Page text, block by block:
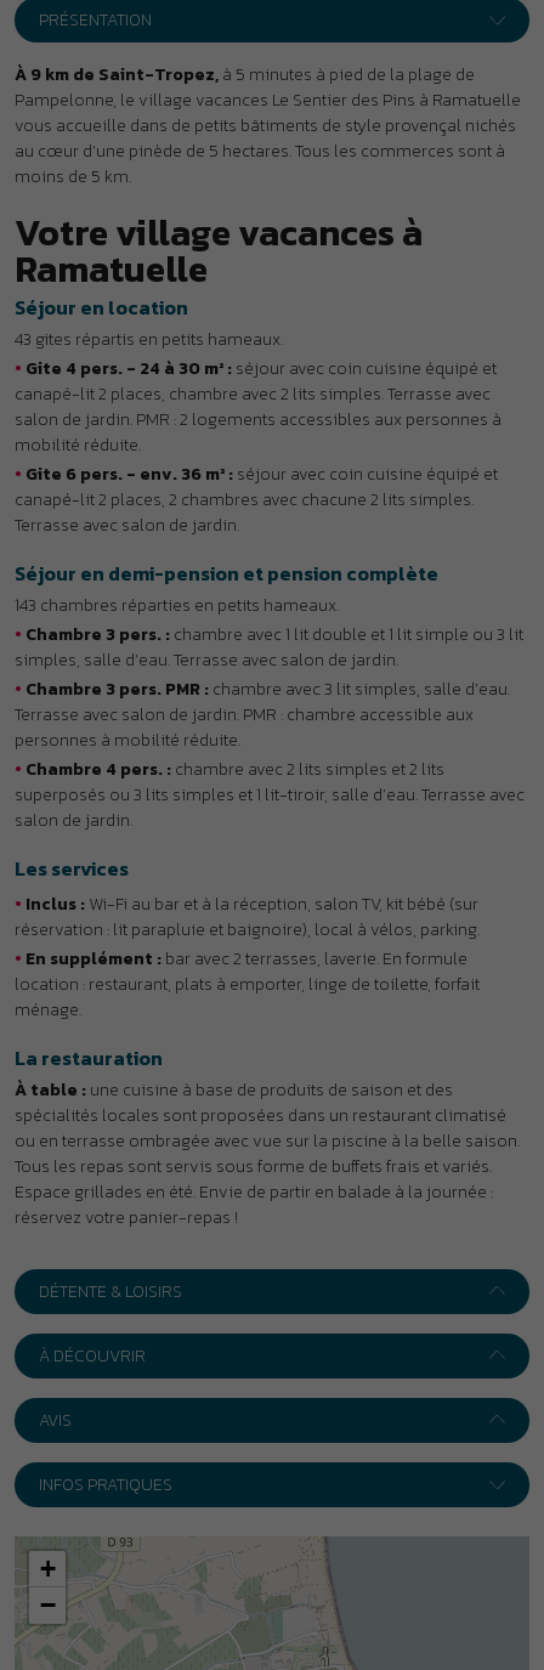
43 gites répartis en petits hameaux.
•
canapé-lit 2 places, chambre avec 2 lits simples. Terrasse avec
salon de jardin. PMR : 2 logements accessibles aux personnes à
mobilité réduite.
• Gite 6 pers. - env. 36 m² :
Terrasse avec salon de jardin.
Séjour en demi-pension et pension complète
143 chambres réparties en petits hameaux.
Chambre 3 pers. :
chambre avec 1 lit double et 1 lit simple ou 3 lit
simples, salle d’eau. Terrasse avec salon de jardin.
• Chambre 3 pers. PMR :chambre avec 3 lit simples, salle d’eau.
Terrasse avec salon de jardin. PMR : chambre accessible aux
personnes à mobilité réduite.
• Chambre 4 pers. :
chambre avec 2 lits simples et 2 lits
superposés ou 3 lits simples et 1 lit-tiroir, salle d’eau. Terrasse avec
salon de jardin.
Les services
• Inclus :Wi-Fi au bar et à la réception, salon TV, kit bébé (sur
réservation : lit parapluie et baignoire), local à vélos, parking.
En supplément :bar avec 2 terrasses, laverie. En formule
location : restaurant, plats à emporter, linge de toilette, forfait
ménage.
La restauration
À table :une cuisine à base de produits de saison et des
spécialités locales sont proposées dans un restaurant climatisé
ou en terrasse ombragée avec vue sur la piscine à la belle saison.
Tous les repas sont servis sous forme de buffets frais et variés.
Espace grillades en été. Envie de partir en balade à la journée :
réservez votre panier-repas !
DÉTENTE & LOISIRS
À DÉCOUVRIR
AVIS
INFOS PRATIQUES
−
Leaflet|Wikimedia
Adresse :
Le Sentier des Pins ***
1332 route de Bonne Terrasse